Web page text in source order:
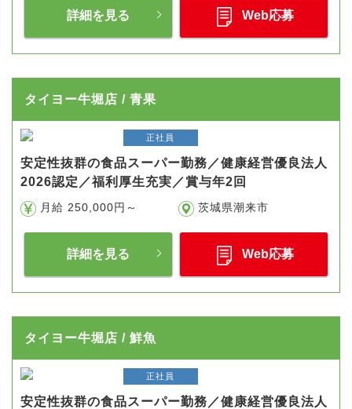
詳細を見る Web応募
タイヨー牛堀店 / 青果
正社員
安定性抜群の食品スーパー勤務／健康経営優良法人
2026認定／福利厚生充実／賞与年2回
月給 250,000円～ 茨城県潮来市
詳細を見る Web応募
タイヨー牛堀店 / 鮮魚
正社員
安定性抜群の食品スーパー勤務／健康経営優良法人